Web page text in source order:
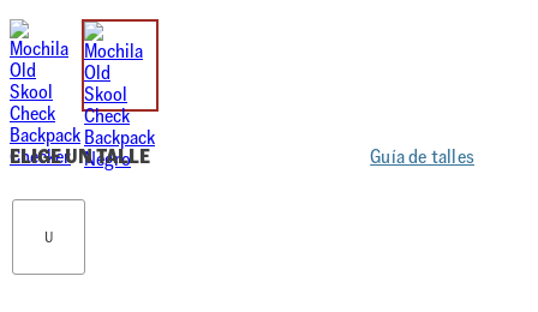
ELIGE UN TALLE Guía de talles
U